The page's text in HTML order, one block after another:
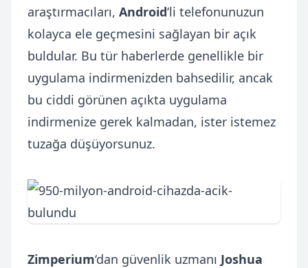
araştırmacıları, Android‘li telefonunuzun
kolayca ele geçmesini sağlayan bir açık
buldular. Bu tür haberlerde genellikle bir
uygulama indirmenizden bahsedilir, ancak
bu ciddi görünen açıkta uygulama
indirmenize gerek kalmadan, ister istemez
tuzağa düşüyorsunuz.
Zimperium‘dan güvenlik uzmanı Joshua